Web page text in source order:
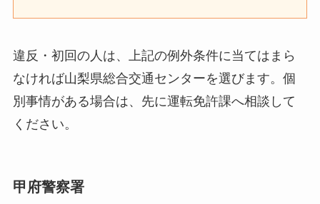
違反・初回の人は、上記の例外条件に当てはまら
なければ山梨県総合交通センターを選びます。個
別事情がある場合は、先に運転免許課へ相談して
ください。
甲府警察署